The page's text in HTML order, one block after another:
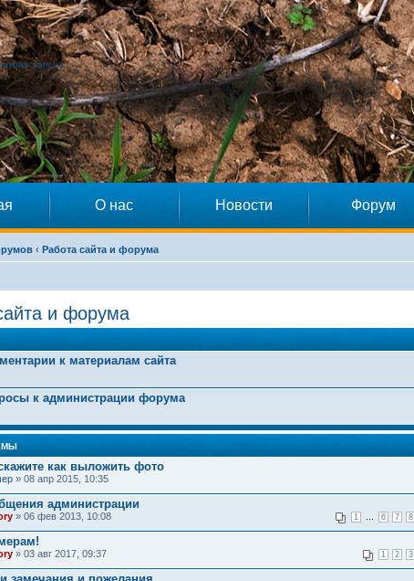
О нас Новости Форум
‹ Работа сайта и форума
и форума
к материалам сайта
к администрации форума
как выложить фото
» 08 апр 2015, 10:35
администрации
1 6 7 8
» 06 фев 2013, 10:08
1 2 3
» 03 авг 2017, 09:37